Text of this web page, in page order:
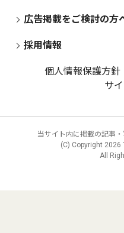
広告掲載をご検討の方
採用情報
個人情報保護方針
サ
当サイト内に掲載の記事
(C) Copyright 2026
All